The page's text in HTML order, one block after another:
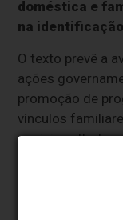
doméstica e
na
O texto prevê a
ações
promoção de
vínculos
sociais voltados